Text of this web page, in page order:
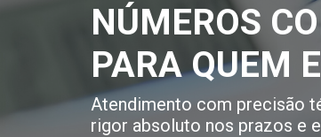
NÚMEROS
PARA QUEM
Atendimento com precisão
rigor absoluto nos prazos e